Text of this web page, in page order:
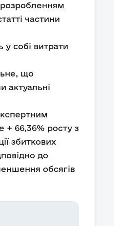
розробленням
частини
у собі витрати
що
актуальні
+ 66,36% росту з
збиткових
до
обсягів